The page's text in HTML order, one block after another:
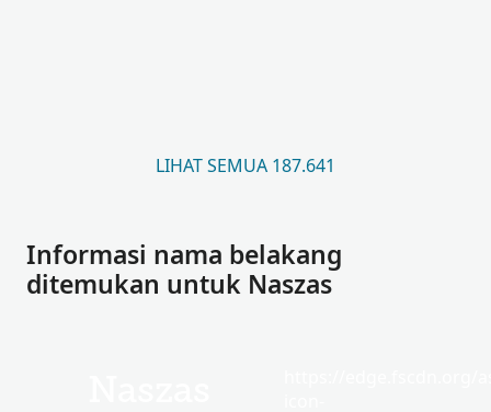
LIHAT SEMUA 187.641
Informasi nama belakang
ditemukan untuk Naszas